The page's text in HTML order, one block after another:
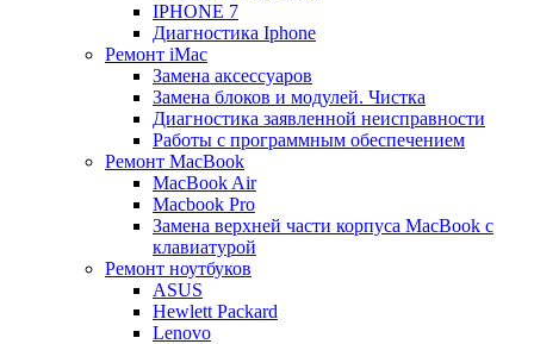
IPHONE 7
Диагностика Iphone
Ремонт iMac
Замена аксессуаров
Замена блоков и модулей. Чистка
Диагностика заявленной неисправности
Работы с программным обеспечением
Ремонт MacBook
MacBook Air
Macbook Pro
Замена верхней части корпуса MacBook с
клавиатурой
Ремонт ноутбуков
ASUS
Hewlett Packard
Lenovo